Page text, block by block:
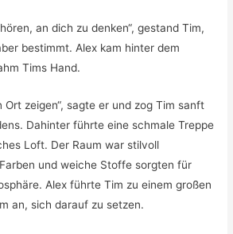
an dich zu denken“, gestand Tim,
bestimmt. Alex kam hinter dem
Tims Hand.
Ort zeigen“, sagte er und zog Tim sanft
Dahinter führte eine schmale Treppe
Loft. Der Raum war stilvoll
und weiche Stoffe sorgten für
Alex führte Tim zu einem großen
an, sich darauf zu setzen.